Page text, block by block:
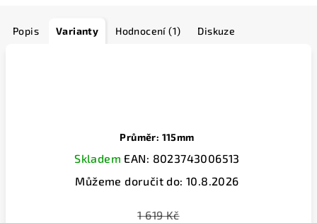
Popis Varianty Hodnocení (1) Diskuze
Průměr: 115mm
Skladem EAN: 8023743006513
Můžeme doručit do: 10.8.2026
1 619 Kč